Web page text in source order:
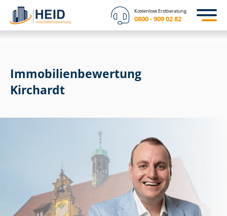
Kostenlose Erstberatung
0800 - 909 02 82
Immobilien­bewertung
Kirchardt